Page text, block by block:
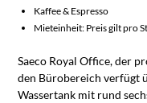
Kaffee & Espresso
Mieteinheit: Preis gilt pro
Saeco Royal Office, der
den Bürobereich verfügt
Wassertank mit rund